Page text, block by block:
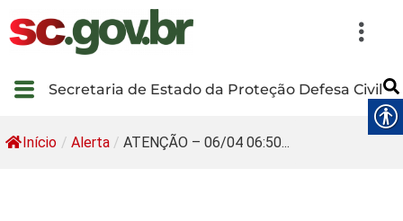
Secretaria de Estado da Proteção Defesa Civil
Início / Alerta / ATENÇÃO – 06/04 06:50...